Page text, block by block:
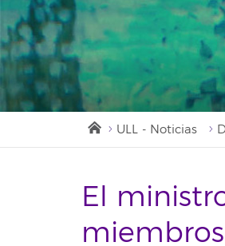
ULL - Noticias
El